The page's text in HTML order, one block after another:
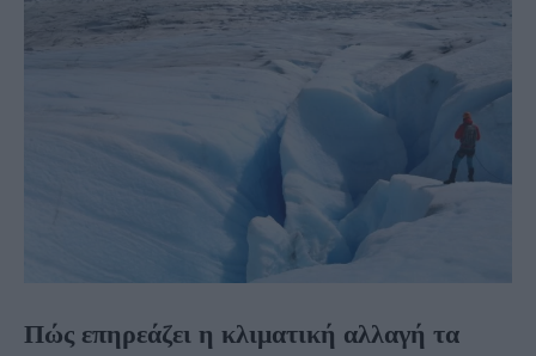
Πώς επηρεάζει η κλιματική αλλαγή τα